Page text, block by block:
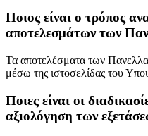
Ποιος είναι ο τρόπος
αποτελεσμάτων των
Τα αποτελέσματα των
μέσω της ιστοσελίδας του
Ποιες είναι οι
αξιολόγηση των